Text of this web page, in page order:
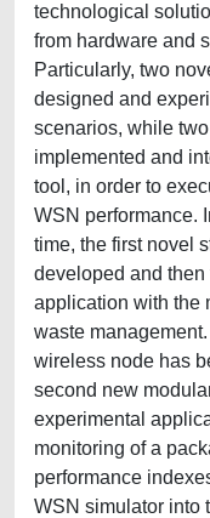
technological
from hardware and
Particularly, two
designed and
scenarios, while
implemented and
tool, in order to
WSN performance.
time, the first novel
developed and then
application with the
waste
wireless node has
second new
experimental
monitoring of a
performance
WSN simulator into